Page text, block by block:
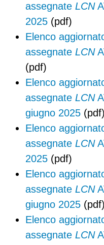
assegnate LCN
2025 (pdf)
Elenco
assegnate LCN
(pdf)
Elenco
assegnate LCN
giugno 2025 (pdf)
Elenco
assegnate LCN
2025 (pdf)
Elenco
assegnate LCN
giugno 2025 (pdf)
Elenco
assegnate LCN